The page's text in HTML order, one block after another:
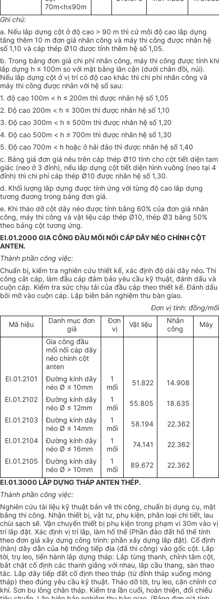
70m<h≤90m
Ghi chú:
a. Nếu lắp dựng cột ở độ cao > 90 m thì cứ mỗi độ cao lắp dựng
tăng thêm 10 m đơn giá nhân công và máy thi công được nhân hệ
số 1,10 và cáp thép Ø10 được tính thêm hệ số 1,05.
b. Trong bảng đơn giá chi phí nhân công, máy thi công được tính khi
lắp dựng h ≤ 100m so với mặt bằng lân cận (dưới chân đồi, núi).
Nếu lắp dựng cột ở vị trí có độ cao khác thì chi phí nhân công và
máy thi công được nhân với hệ số sau:
1. độ cao 100m < h ≤ 200m thì được nhân hệ số 1,05
2. Độ cao 200m < h ≤ 300m thì được nhân hệ số 1,10
3. Độ cao 300m < h ≤ 500m thì được nhân hệ số 1,20
4. Độ cao 500m < h ≤ 700m thì được nhân hệ số 1,30
5. Độ cao 700m < h hoặc ở hải đảo thì được nhân hệ số 1,40
c. Bảng giá đơn giá nêu trên cáp thép Ø10 tính cho cột tiết diện tam
giác (neo ở 3 đỉnh), nếu lắp dựng cột tiết diện hình vuông (neo tại 4
đỉnh) thì chi phí cáp thép Ø10 được nhân hệ số 1,30.
d. Khối lượng lắp dựng được tính ứng với từng độ cao lắp dựng
tương đương trong bảng đơn giá.
e. Khi tháo dỡ cột dây néo được tính bằng 60% của đơn giá nhân
công, máy thi công và vật liệu cáp thép Ø10, thép Ø3 bằng 50%
theo bảng cột tương ứng.
EI.01.2000 GIA CÔNG ĐẦU MỐI NỐI CÁP DÂY NÉO CHÍNH CỘT
ANTEN.
Thành phần công việc:
Chuẩn bị, kiểm tra nghiên cứu thiết kế, xác định độ dài dây néo. Thi
công cắt cáp, làm đầu cáp đảm bảo yêu cầu kỹ thuật, đánh dấu và
cuộn cáp. Kiểm tra sức chịu tải của đầu cáp theo thiết kế. Đánh dấu
bôi mỡ vào cuộn cáp. Lập biên bản nghiệm thu bàn giao.
Đơn vị tính: đồng/mối
Mã hiệu
Danh mục đơn
giá
Đơn
vị
Vật liệu
Nhân
công
Máy
Gia công đầu
mối nối cáp dây
néo chính cột
anten
EI.01.2101
Đường kính dây
néo Ø ≤ 10mm
1
mối
51.822
14.908
EI.01.2102
Đường kính dây
néo Ø ≤ 12mm
1
mối
55.805
18.635
EI.01.2103
Đường kính dây
néo Ø ≤ 14mm
1
mối
58.194
22.362
EI.01.2104
Đường kính dây
néo Ø ≤ 16mm
1
mối
74.141
22.362
EI.01.2105
Đường kính dây
néo Ø > 10mm
1
mối
89.672 22.362
EI.01.3000 LẮP DỰNG THÁP ANTEN THÉP.
Thành phần công việc:
Nghiên cứu tài liệu kỹ thuật bản vẽ thi công, chuẩn bị dụng cụ, mặt
bằng thi công. Nhận thiết bị, vật tư, phụ kiện, phân loại chi tiết, lau
chùi sạch sẽ. Vận chuyển thiết bị phụ kiện trong phạm vi 30m vào vị
trí lắp đặt. Xác định vị trí lắp, làm hố thế (Phần đào đất hố thế tính
theo đơn giá xây dựng công trình: phần xây dựng lắp đặt). Cố định
(hàn) dây dẫn của hệ thống tiếp địa (đã thi công) vào gốc cột. Lắp
tời, trụ leo, tiến hành lắp dựng tháp: Lắp từng thanh, chỉnh tâm cột,
bắt chặt cố định các thanh giằng với nhau, lắp cầu thang, sàn thao
tác. Lắp dây tiếp đất cố định theo tháp (từ đỉnh tháp xuống móng
tháp) theo đúng yêu cầu kỹ thuật. Tháo dỡ tời, trụ leo, căn chỉnh cơ
khí. Sơn bu lông chân tháp. Kiểm tra lần cuối, hoàn thiện, đối chiếu